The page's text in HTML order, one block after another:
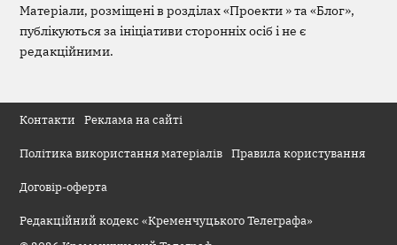
Матеріали, розміщені в розділах «Проекти » та «Блог»,
публікуються за ініціативи сторонніх осіб і не є
редакційними.
Контакти Реклама на сайті
Політика використання матеріалів Правила користування
Договір-оферта
Редакційний кодекс «Кременчуцького Телеграфа»